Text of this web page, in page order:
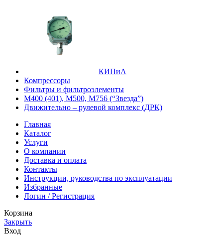
КИПиА
Компрессоры
Фильтры и фильтроэлементы
М400 (401), М500, М756 (“Звезда”)
Движительно – рулевой комплекс (ДРК)
Главная
Каталог
Услуги
О компании
Доставка и оплата
Контакты
Инструкции, руководства по эксплуатации
Избранные
Логин / Регистрация
Корзина
Закрыть
Вход